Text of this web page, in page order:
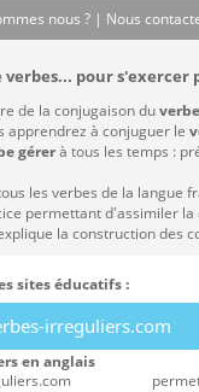
nous ? | Nous
pour s'exercer
de la conjugaison du
apprendrez à conjuguer le
gérerà tous les temps :
les verbes de la langue
permettant d'assimiler
la construction des
sites éducatifs :
irreguliers.com
en anglais